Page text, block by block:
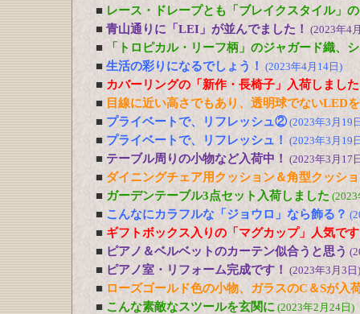
■ レース・ドレープとも「ブレイクスタイル」
■ 青山通りに「LEI」が並んでました！ (2023年4
■
「トロピカル・リーフ柄」のジャガード織、
■ 生活の彩りになるでしょう！ (2023年4月14日)
■ カバーリングの「新作・長椅子」入荷しまし
■ 目線に近い高さでもあり、透明球でないLED
■ プライベートで、リフレッシュ② (2023年3月19
■ プライベートで、リフレッシュ！ (2023年3月19
■ テーブル周りの小物など入荷中！ (2023年3月17
■ ダイニングチェア用クッション＆角型クッシ
■ ガーデンテーブル3点セット入荷しました
■ こんなにカラフルな「ジョウロ」なら飾る？
■ ギフトボックス入りの「マグカップ」人気で
■ ピアノ＆ベルベットのカーテン似合うと思う
■ ピアノ室・リフォーム完成です！ (2023年3月3日)
■ ローズゴールド色の小物、ガラスのC＆Sが入
■ こんな素敵なスツールを玄関に (2023年2月24日)